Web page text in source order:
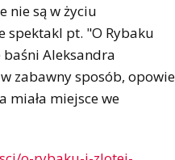
nie są w życiu
spektakl pt. "O Rybaku
baśni Aleksandra
zabawny sposób, opowie
miała miejsce we